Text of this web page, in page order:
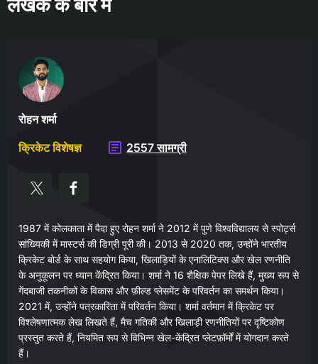
रोहन शर्मा
क्रिकेट विशेषज्ञ
2557 सामग्री
1987 में कोलकाता में पैदा हुए रोहन शर्मा ने 2012 में पुणे विश्वविद्यालय से स्पोर्ट्स
सांख्यिकी में मास्टर्स की डिग्री पूरी की। 2013 से 2020 तक, उन्होंने भारतीय
क्रिकेट बोर्ड के साथ सहयोग किया, खिलाड़ियों के एनालिटिक्स और खेल रणनीति
के अनुकूलन पर ध्यान केंद्रित किया। शर्मा ने 16 शैक्षिक पेपर लिखे हैं, मुख्य रूप से
गेंदबाजी तकनीकों के विकास और फ़ील्ड प्लेसमेंट के परिवर्तन का समर्थन किया।
2021 में, उन्होंने पत्रकारिता में परिवर्तन किया। शर्मा वर्तमान में क्रिकेट पर
विश्लेषणात्मक लेख लिखते हैं, मैच गतिकी और खिलाड़ी रणनीतियों पर दृष्टिकोण
प्रस्तुत करते हैं, नियमित रूप से विभिन्न खेल-केंद्रित प्लेटफ़ॉर्मों में योगदान करते
हैं।